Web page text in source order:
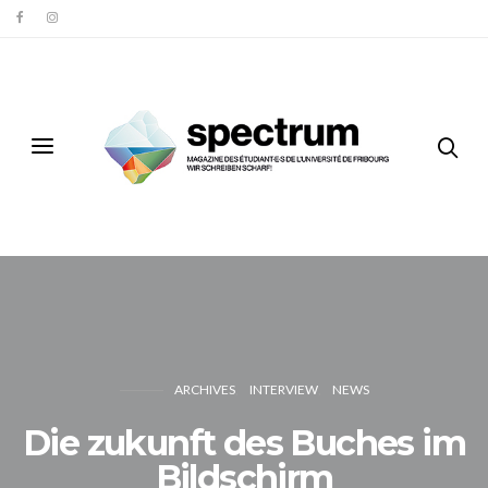
ARCHIVES INTERVIEW NEWS
Die zukunft des Buches im
Bildschirm